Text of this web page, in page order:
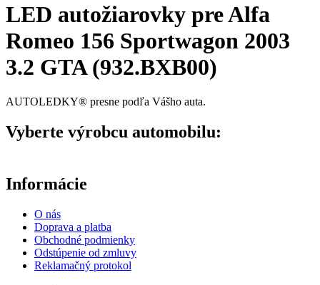
LED autožiarovky pre Alfa
Romeo 156 Sportwagon 2003
3.2 GTA (932.BXB00)
AUTOLEDKY® presne podľa Vášho auta.
Vyberte výrobcu automobilu:
Informácie
O nás
Doprava a platba
Obchodné podmienky
Odstúpenie od zmluvy
Reklamačný protokol